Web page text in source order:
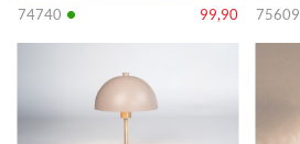
74740 • 99,90 75609
Info Info